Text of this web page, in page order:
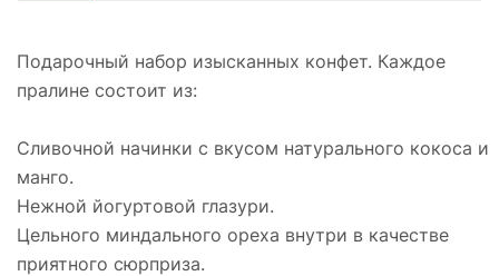
Подарочный набор изысканных конфет. Каждое
пралине состоит из:
Сливочной начинки с вкусом натурального кокоса и
манго.
Нежной йогуртовой глазури.
Цельного миндального ореха внутри в качестве
приятного сюрприза.